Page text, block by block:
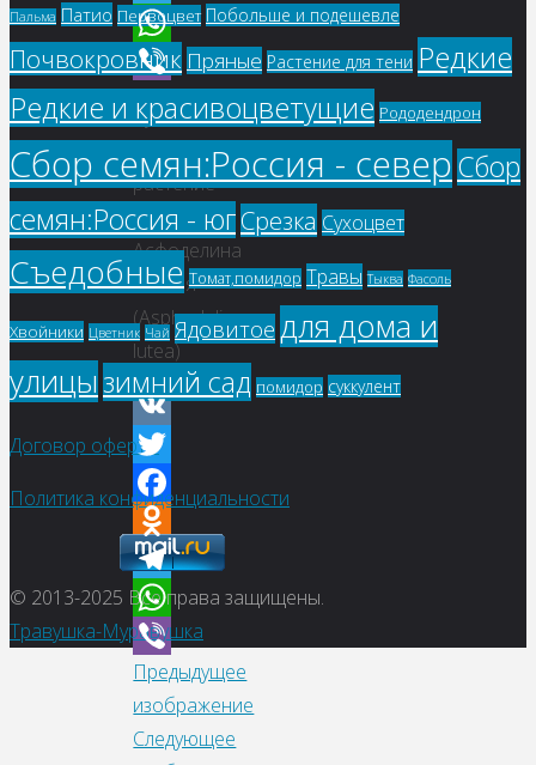
Telegram
WhatsApp
Viber
Купить
растение
–
Асфоделина
желтая
(Asphodeline
lutea)
VK
Twitter
Facebook
Odnoklassniki
Telegram
WhatsApp
Viber
Предыдущее
изображение
Следующее
Пальма Патио Первоцвет Побольше и подешевле
Почвокровник Пряные Растение для тени Редкие
Редкие и красивоцветущие Рододендрон
Сбор семян:Россия - северСбор
семян:Россия - югСрезка Сухоцвет
Съедобные Томат,помидор Травы Тыква Фасоль
Хвойники Цветник Чай Ядовитое для дома и
улицызимний сад помидор суккулент
Договор оферты
Политика конфиденциальности
© 2013-2025 Все права защищены.
Травушка-Муравушка